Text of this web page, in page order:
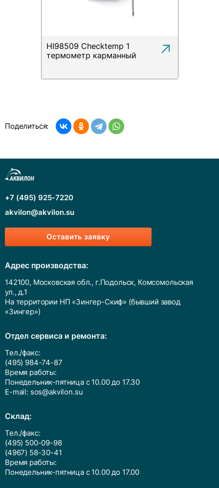
HI98509 Checktemp 1
термометр карманный
Поделиться:
Оставить заявку
+7 (495) 925-7220
akvilon@akvilon.su
Адрес производства:
142100, Московская обл., г.Подольск, Комсомольская
ул., д.1
На территории НП «Зингер-Скиф» (бывший завод
«Зингер»)
Отдел сервиса и ремонта:
Тел./факс:
(495) 984-74-87
Время работы:
Понедельник-пятница с 10.00 до 17.30
E-mail: sos@akvilon.su
Cклад:
Тел./факс:
(495) 500-09-98
(4967) 58-30-41
Время работы:
Понедельник-пятница с 10.00 до 17.00